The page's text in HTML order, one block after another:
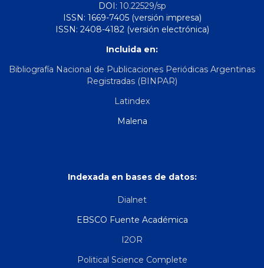
DOI: 10.22529/sp
ISSN: 1669-7405 (versión impresa)
ISSN: 2408-4182 (versión electrónica)
Incluida en:
Bibliografía Nacional de Publicaciones Periódicas Argentinas
Registradas (BINPAR)
Latindex
Malena
Indexada en bases de datos:
Dialnet
EBSCO Fuente Académica
I2OR
Political Science Complete